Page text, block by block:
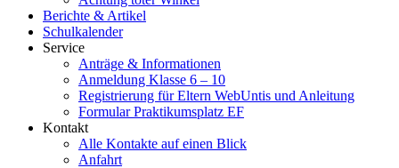
Berichte & Artikel
Schulkalender
Service
Anträge & Informationen
Anmeldung Klasse 6 – 10
Registrierung für Eltern WebUntis und Anleitung
Formular Praktikumsplatz EF
Kontakt
Alle Kontakte auf einen Blick
Anfahrt